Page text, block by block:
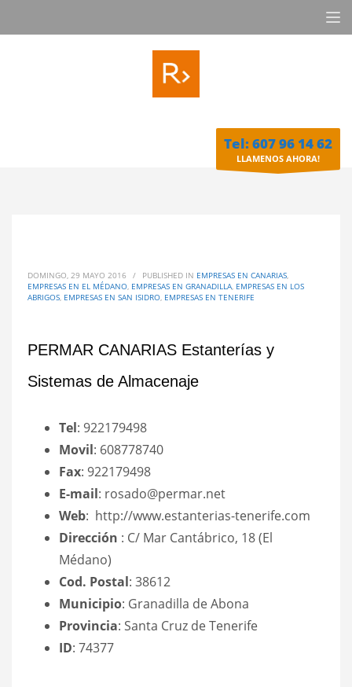
Tel: 607 96 14 62
LLAMENOS AHORA!
DOMINGO, 29 MAYO 2016 / PUBLISHED IN EMPRESAS EN CANARIAS,
EMPRESAS EN EL MÉDANO, EMPRESAS EN GRANADILLA, EMPRESAS EN LOS
ABRIGOS, EMPRESAS EN SAN ISIDRO, EMPRESAS EN TENERIFE
PERMAR CANARIAS Estanterías y
Sistemas de Almacenaje
Tel: 922179498
Movil: 608778740
Fax: 922179498
E-mail: rosado@permar.net
Web: http://www.estanterias-tenerife.com
Dirección : C/ Mar Cantábrico, 18 (El
Médano)
Cod. Postal: 38612
Municipio: Granadilla de Abona
Provincia: Santa Cruz de Tenerife
ID: 74377